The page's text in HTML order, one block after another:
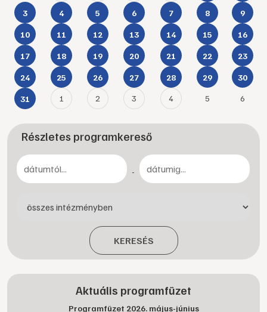
3 4 5 6 7 8 9
10 11 12 13 14 15 16
17 18 19 20 21 22 23
24 25 26 27 28 29 30
31 1 2 3 4 5 6
Részletes programkereső
-
KERESÉS
Aktuális programfüzet
Programfüzet 2026. május-június